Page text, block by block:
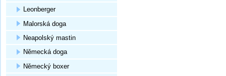
Leonberger
Malorská doga
Neapolský mastin
Německá doga
Německý boxer